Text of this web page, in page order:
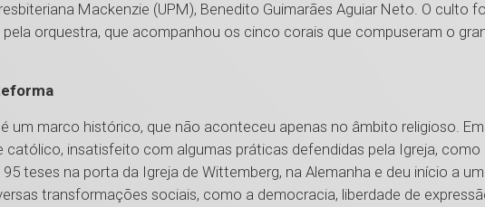
Mackenzie (UPM), Benedito Guimarães Aguiar Neto. O culto
orquestra, que acompanhou os cinco corais que compuseram o
um marco histórico, que não aconteceu apenas no âmbito religioso. Em
católico, insatisfeito com algumas práticas defendidas pela Igreja, como
teses na porta da Igreja de Wittemberg, na Alemanha e deu início a um
transformações sociais, como a democracia, liberdade de